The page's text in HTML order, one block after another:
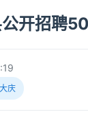
开招聘
大庆